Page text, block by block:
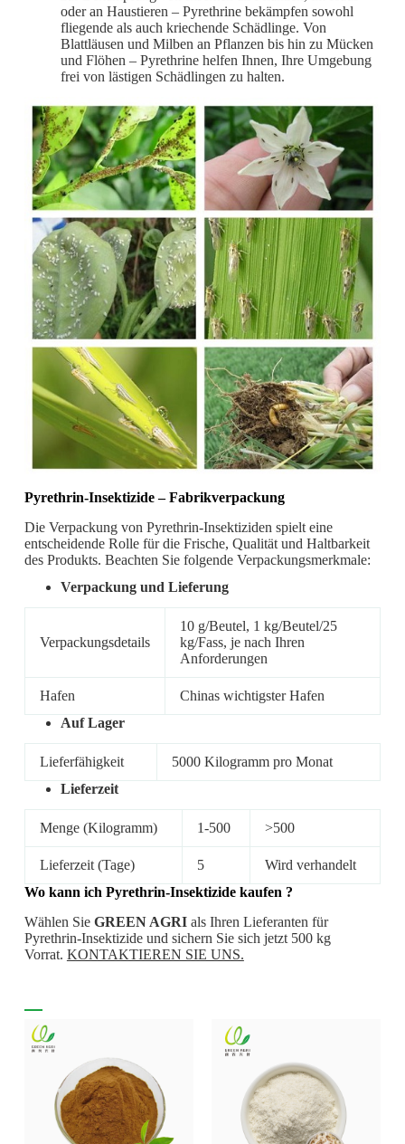
oder an Haustieren – Pyrethrine bekämpfen sowohl
fliegende als auch kriechende Schädlinge. Von
Blattläusen und Milben an Pflanzen bis hin zu Mücken
und Flöhen – Pyrethrine helfen Ihnen, Ihre Umgebung
frei von lästigen Schädlingen zu halten.
Pyrethrin-Insektizide– Fabrikverpackung
Die Verpackung von Pyrethrin-Insektiziden spielt eine
entscheidende Rolle für die Frische, Qualität und Haltbarkeit
des Produkts. Beachten Sie folgende Verpackungsmerkmale:
Verpackung und Lieferung
Verpackungsdetails
10 g/Beutel, 1 kg/Beutel/25
kg/Fass, je nach Ihren
Anforderungen
Hafen
Chinas wichtigster Hafen
Auf Lager
Lieferfähigkeit
5000 Kilogramm pro Monat
Lieferzeit
Menge (Kilogramm) 1-500 >500
Lieferzeit (Tage) 5
Wird verhandelt
Wo kann ich Pyrethrin-Insektizide kaufen ?
Wählen Sie GREEN AGRIals Ihren Lieferanten für
Pyrethrin-Insektizide und sichern Sie sich jetzt 500 kg
Vorrat. KONTAKTIEREN SIE UNS.